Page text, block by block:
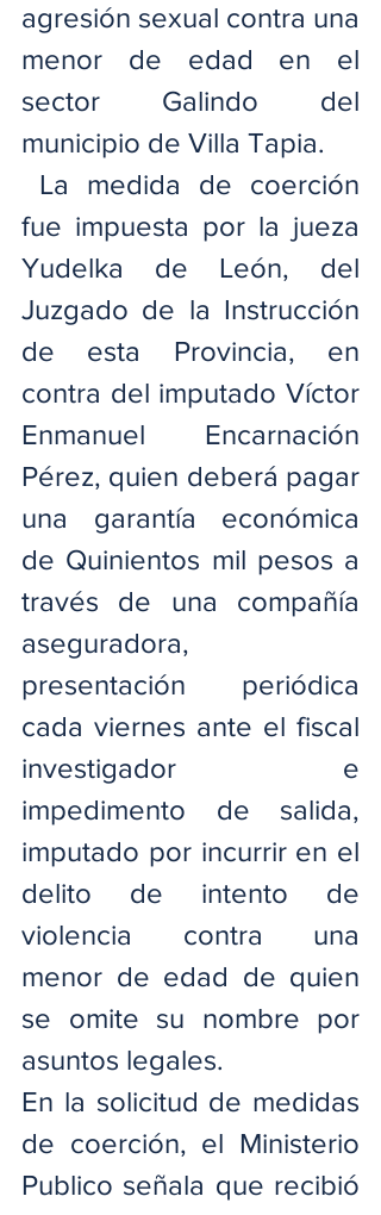
agresión sexual contra una
menor de edad en el
sector Galindo del
municipio de Villa Tapia.
La medida de coerción
fue impuesta por la jueza
Yudelka de León, del
Juzgado de la Instrucción
de esta Provincia, en
contra del imputado Víctor
Enmanuel Encarnación
Pérez, quien deberá pagar
una garantía económica
de Quinientos mil pesos a
través de una compañía
aseguradora,
presentación periódica
cada viernes ante el fiscal
investigador e
impedimento de salida,
imputado por incurrir en el
delito de intento de
violencia contra una
menor de edad de quien
se omite su nombre por
asuntos legales.
En la solicitud de medidas
de coerción, el Ministerio
Publico señala que recibió